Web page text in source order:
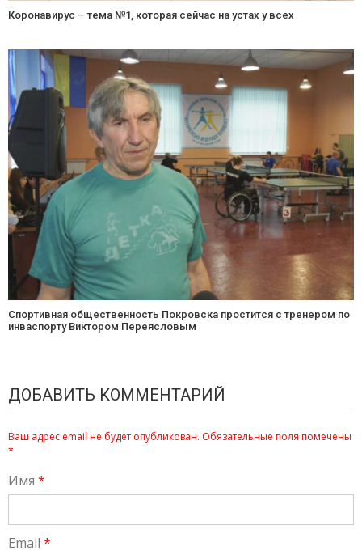
Коронавирус – тема №1, которая сейчас на устах у всех
Спортивная общественность Покровска простится с тренером по
инваспорту Виктором Переясловым
ДОБАВИТЬ КОММЕНТАРИЙ
Ваш адрес email не будет опубликован. Обязательные поля помечены
*
Имя *
Email *